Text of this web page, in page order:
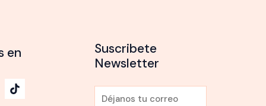
en
Suscribete
Newsletter